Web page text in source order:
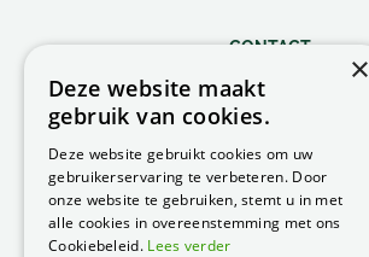
CONTACT
Peacock Garden Supports
Industrieweg 22
Nederland
0499 57 40 80
F. 0499 57 40 84
×
Deze website maakt
gebruik van cookies.
Deze website gebruikt cookies om uw
gebruikerservaring te verbeteren. Door
onze website te gebruiken, stemt u in met
alle cookies in overeenstemming met ons
Cookiebeleid. Lees verder